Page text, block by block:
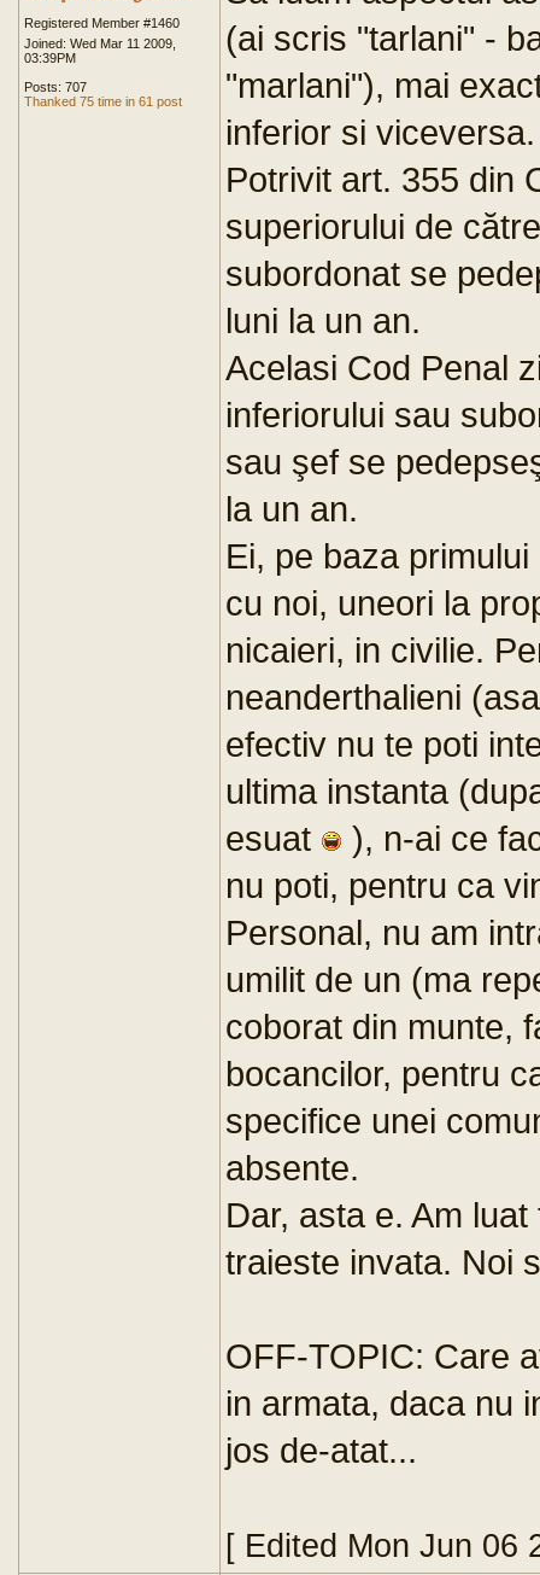
Registered Member #1460
Joined: Wed Mar 11 2009,
03:39PM
Posts: 707
Thanked 75 time in 61 post
(ai scris "tarlani" -
"marlani"), mai
inferior si viceversa.
Potrivit art. 355 din
superiorului de
subordonat se
luni la un an.
Acelasi Cod Penal
inferiorului sau
sau şef se
la un an.
Ei, pe baza
cu noi, uneori la
nicaieri, in civilie.
neanderthalieni
efectiv nu te poti
ultima instanta
esuat
), n-ai ce
nu poti, pentru ca
Personal, nu am
umilit de un (ma
coborat din munte,
bocancilor, pentru
specifice unei
absente.
Dar, asta e. Am
traieste invata. Noi
OFF-TOPIC: Care
in armata, daca nu
jos de-atat...
[ Edited Mon Jun 06